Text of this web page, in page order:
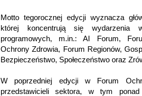
Motto tegorocznej edycji wyznacza
której koncentrują się wydarzenia
programowych, m.in.: AI Forum,
Ochrony Zdrowia, Forum Regionów,
Bezpieczeństwo, Społeczeństwo oraz
W poprzedniej edycji w Forum
przedstawicieli sektora, w tym